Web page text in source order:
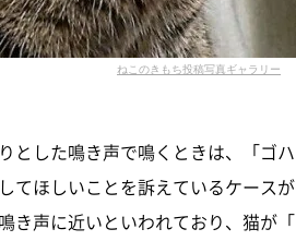
ねこのきもち投稿写真ギャラリー
とした鳴き声で鳴くときは、「ゴ
てほしいことを訴えているケース
き声に近いといわれており、猫が